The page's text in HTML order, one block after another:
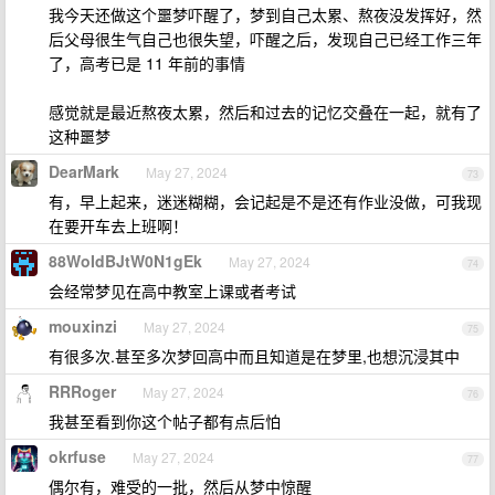
我今天还做这个噩梦吓醒了，梦到自己太累、熬夜没发挥好，然
后父母很生气自己也很失望，吓醒之后，发现自己已经工作三年
了，高考已是 11 年前的事情
感觉就是最近熬夜太累，然后和过去的记忆交叠在一起，就有了
这种噩梦
73
DearMark May 27, 2024
有，早上起来，迷迷糊糊，会记起是不是还有作业没做，可我现
在要开车去上班啊！
74
88WoIdBJtW0N1gEk May 27, 2024
会经常梦见在高中教室上课或者考试
75
mouxinzi May 27, 2024
有很多次.甚至多次梦回高中而且知道是在梦里,也想沉浸其中
76
RRRoger May 27, 2024
我甚至看到你这个帖子都有点后怕
77
okrfuse May 27, 2024
偶尔有，难受的一批，然后从梦中惊醒